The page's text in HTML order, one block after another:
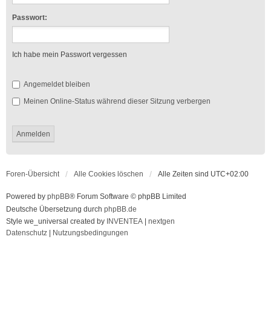
Passwort:
Ich habe mein Passwort vergessen
Angemeldet bleiben
Meinen Online-Status während dieser Sitzung verbergen
Foren-Übersicht Alle Cookies löschen Alle Zeiten sind UTC+02:00
Powered by phpBB® Forum Software © phpBB Limited
Deutsche Übersetzung durch phpBB.de
Style we_universal created by INVENTEA
nextgen
Datenschutz
Nutzungsbedingungen